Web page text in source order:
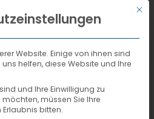
DEUTSCHMit
Website. Einige von ihnen sind
helfen, diese Website und Ihre
und Ihre Einwilligung zu
müssen Sie Ihre
bitten.